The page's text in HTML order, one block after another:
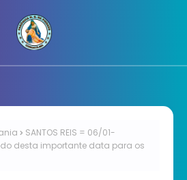
SANTOS REIS = 06/01-
desta importante data para os